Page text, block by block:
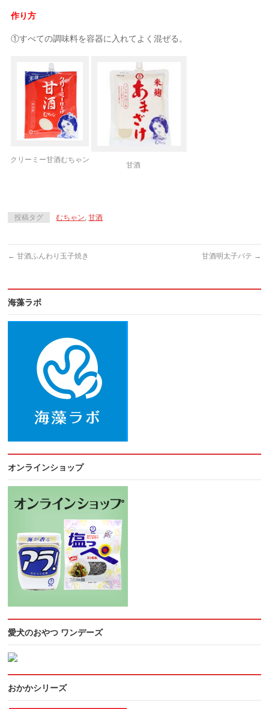
作り方
①すべての調味料を容器に入れてよく混ぜる。
クリーミー甘酒むちゃン
甘酒
投稿タグ むちゃン,甘酒
← 甘酒ふんわり玉子焼き 甘酒明太子パテ →
海藻ラボ
オンラインショップ
愛犬のおやつ ワンデーズ
おかかシリーズ